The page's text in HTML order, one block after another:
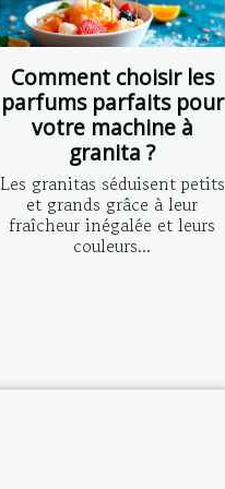
Comment choisir les
parfums parfaits pour
votre machine à
granita ?
Les granitas séduisent petits
et grands grâce à leur
fraîcheur inégalée et leurs
couleurs...